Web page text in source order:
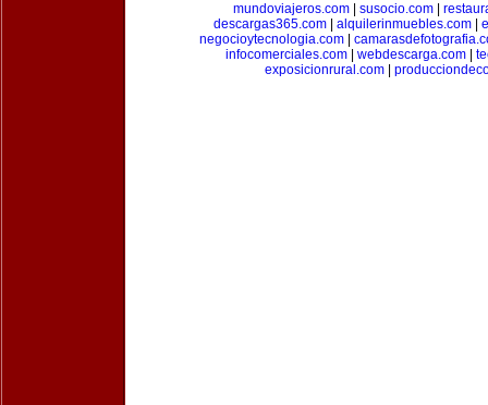
mundoviajeros.com| susocio.com|
descargas365.com| alquilerinmuebles.com|
negocioytecnologia.com
infocomerciales.com| webdescarga.com|
exposicionrural.com